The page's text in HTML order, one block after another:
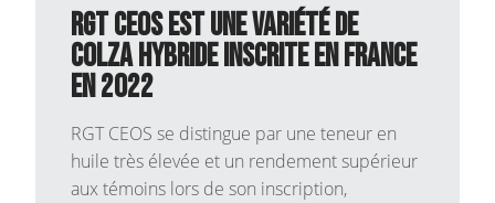
RGT CEOS est une variété de
colza hybride inscrite en France
en 2022
RGT CEOS se distingue par une teneur en
huile très élevée et un rendement supérieur
aux témoins lors de son inscription,